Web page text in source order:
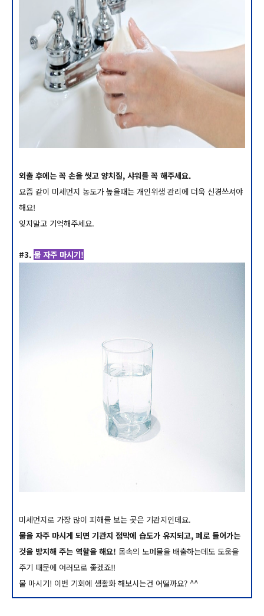
외출 후에는 꼭 손을 씻고 양치질, 샤워를 꼭 해주세요.
요즘 같이 미세먼지 농도가 높을때는 개인위생 관리에 더욱 신경쓰셔야
해요!
잊지말고 기억해주세요.
#3. 물 자주 마시기!
미세먼지로 가장 많이 피해를 보는 곳은 기관지인데요.
물을 자주 마시게 되면 기관지 점막에 습도가 유지되고, 폐로 들어가는
것을 방지해 주는 역할을 해요! 몸속의 노폐물을 배출하는데도 도움을
주기 때문에 여러모로 좋겠죠!!
물 마시기! 이번 기회에 생활화 해보시는건 어떨까요? ^^